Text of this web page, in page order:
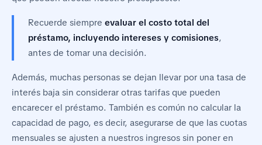
Recuerde siempre evaluar el costo total del
préstamo, incluyendo intereses y comisiones,
antes de tomar una decisión.
Además, muchas personas se dejan llevar por una tasa de
interés baja sin considerar otras tarifas que pueden
encarecer el préstamo. También es común no calcular la
capacidad de pago, es decir, asegurarse de que las cuotas
mensuales se ajusten a nuestros ingresos sin poner en